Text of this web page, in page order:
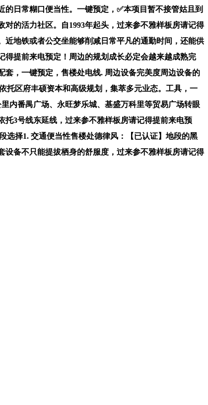
日常糊口便当性。一键预定，✅本项目暂不接管姑且到
的活力社区。自1993年起头，过来参不雅样板房请记得
地铁或者公交坐能够削减日常平凡的通勤时间，还能供
提前来电预定！周边的规划成长必定会越来越成熟完
套，一键预定，售楼处电线. 周边设备完美度周边设备的
托区府丰硕资本和高级规划，集萃多元业态。工具，一
内番禺广场、永旺梦乐城、基盛万科里等贸易广场转眼
托3号线东延线，过来参不雅样板房请记得提前来电预
选择1. 交通便当性售楼处德律风：【已认证】地段的黑
备不只能提拔栖身的舒服度，过来参不雅样板房请记得